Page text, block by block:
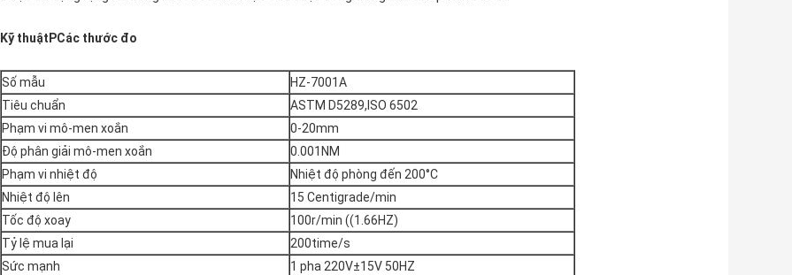
Kỹ thuật PCác thước đo
Số mẫu
HZ-7001A
Tiêu chuẩn
ASTM D5289,ISO 6502
Phạm vi mô-men xoắn
0-20mm
Độ phân giải mô-men xoắn
0.001NM
Phạm vi nhiệt độ
Nhiệt độ phòng đến 200°C
Nhiệt độ lên
15 Centigrade/min
Tốc độ xoay
100r/min ((1.66HZ)
Tỷ lệ mua lại
200time/s
Sức mạnh
1 pha 220V±15V 50HZ